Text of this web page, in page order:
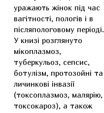
уражають жінок під час
вагітності, пологів і в
післяпологовому періоді.
У книзі розглянуто
мікоплазмоз,
туберкульоз, сепсис,
ботулізм, протозойні та
личинкові інвазії
(токсоплазмоз, малярію,
токсокароз), а також